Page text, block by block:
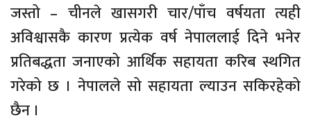
जस्तो – चीनले खासगरी चार/पाँच वर्षयता त्यही
अविश्वासकै कारण प्रत्येक वर्ष नेपाललाई दिने भनेर
प्रतिबद्धता जनाएको आर्थिक सहायता करिब स्थगित
गरेको छ । नेपालले सो सहायता ल्याउन सकिरहेको
छैन ।